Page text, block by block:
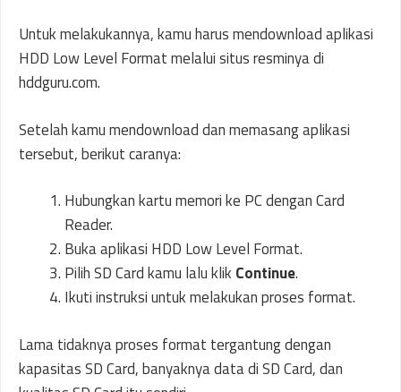
Untuk melakukannya, kamu harus mendownload aplikasi
HDD Low Level Format melalui situs resminya di
hddguru.com.
Setelah kamu mendownload dan memasang aplikasi
tersebut, berikut caranya:
Hubungkan kartu memori ke PC dengan Card
Reader.
Buka aplikasi HDD Low Level Format.
Pilih SD Card kamu lalu klik Continue.
Ikuti instruksi untuk melakukan proses format.
Lama tidaknya proses format tergantung dengan
kapasitas SD Card, banyaknya data di SD Card, dan